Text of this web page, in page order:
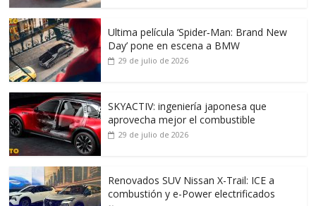
Ultima película ‘Spider‑Man: Brand New
Day’ pone en escena a BMW
29 de julio de 2026
SKYACTIV: ingeniería japonesa que
aprovecha mejor el combustible
29 de julio de 2026
Renovados SUV Nissan X-Trail: ICE a
combustión y e-Power electrificados